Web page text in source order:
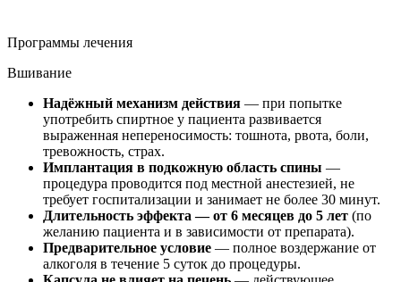
Программы лечения
Вшивание
Надёжный механизм действия — при попытке
употребить спиртное у пациента развивается
выраженная непереносимость: тошнота, рвота, боли,
тревожность, страх.
Имплантация в подкожную область спины —
процедура проводится под местной анестезией, не
требует госпитализации и занимает не более 30 минут.
Длительность эффекта — от 6 месяцев до 5 лет (по
желанию пациента и в зависимости от препарата).
Предварительное условие — полное воздержание от
алкоголя в течение 5 суток до процедуры.